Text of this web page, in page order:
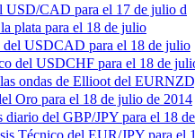
USD/CAD para el 17 de julio d
plata para el 18 de julio
del USDCAD para el 18 de julio
del USDCHF para el 18 de
ondas de Ellioot del
Oro para el 18 de julio de 2014
diario del GBP/JPY para el 18
Técnico del EUR/JPY para el